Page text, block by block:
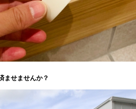
ませませんか？